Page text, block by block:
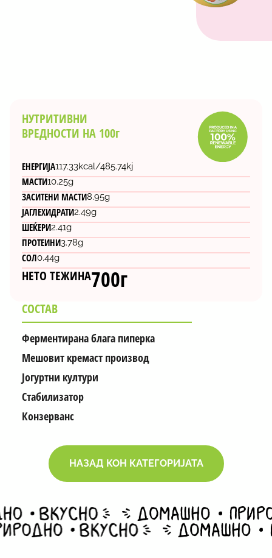
НУТРИТИВНИ
ВРЕДНОСТИ НА 100г
ЕНЕРГИЈА117.33kcal/485.74kj
МАСТИ10.25g
ЗАСИТЕНИ МАСТИ8.95g
ЈАГЛЕХИДРАТИ2.49g
ШЕЌЕРИ2.41g
ПРОТЕИНИ3.78g
СОЛ0.44g
НЕТО ТЕЖИНА700г
СОСТАВ
Ферментирана блага пиперка
Мешовит кремаст производ
Јогуртни култури
Стабилизатор
Конзерванс
НАЗАД КОН КАТЕГОРИЈАТА